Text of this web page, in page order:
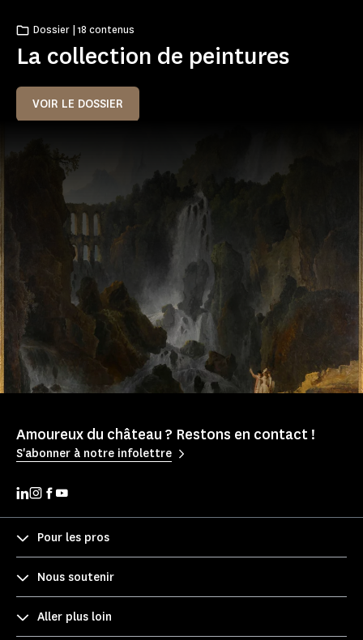
La collection de peintures
Dossier | 18 contenus
VOIR LE DOSSIER
Amoureux du château ? Restons en contact !
S'abonner à notre infolettre
Pour les pros
Nous soutenir
Aller plus loin